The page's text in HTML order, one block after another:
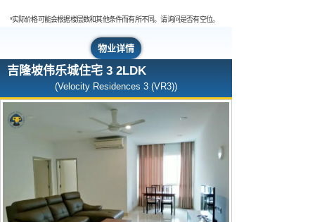
*实际价格可能会根据楼层数和其他条件而有所不同。请询问是否有空位。
物业详情
吉隆坡伟乐城住宅 3 2LDK
(Velocity Residences 3 (VR3))